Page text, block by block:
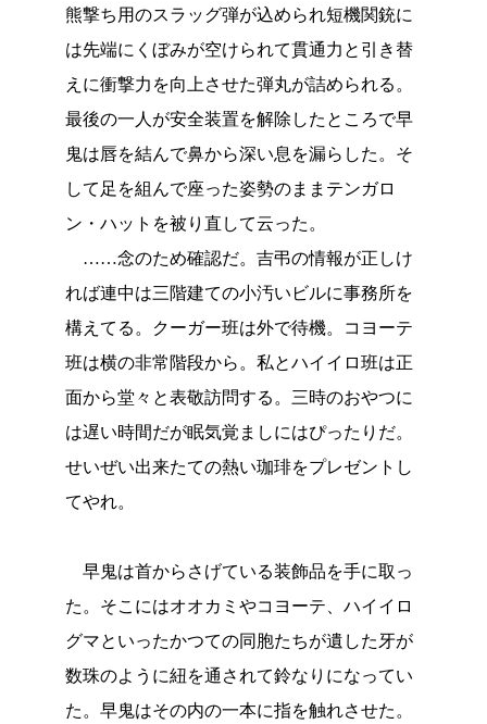
熊撃ち用のスラッグ弾が込められ短機関銃に
は先端にくぼみが空けられて貫通力と引き替
えに衝撃力を向上させた弾丸が詰められる。
最後の一人が安全装置を解除したところで早
鬼は唇を結んで鼻から深い息を漏らした。そ
して足を組んで座った姿勢のままテンガロ
ン・ハットを被り直して云った。
……念のため確認だ。吉弔の情報が正しけ
れば連中は三階建ての小汚いビルに事務所を
構えてる。クーガー班は外で待機。コヨーテ
班は横の非常階段から。私とハイイロ班は正
面から堂々と表敬訪問する。三時のおやつに
は遅い時間だが眠気覚ましにはぴったりだ。
せいぜい出来たての熱い珈琲をプレゼントし
てやれ。
早鬼は首からさげている装飾品を手に取っ
た。そこにはオオカミやコヨーテ、ハイイロ
グマといったかつての同胞たちが遺した牙が
数珠のように紐を通されて鈴なりになってい
た。早鬼はその内の一本に指を触れさせた。